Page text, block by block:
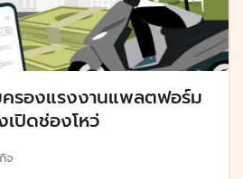
รองแรงงานแพลตฟอร์ม
ปิดช่องโหว่
จ